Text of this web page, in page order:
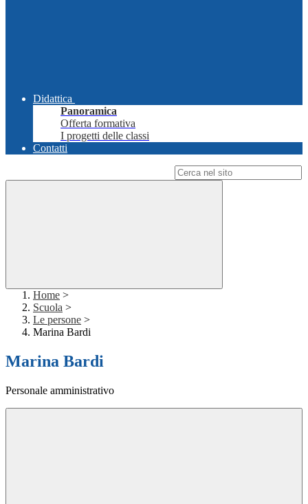
Didattica
Panoramica
Offerta formativa
I progetti delle classi
Contatti
Home >
Scuola >
Le persone >
Marina Bardi
Marina Bardi
Personale amministrativo